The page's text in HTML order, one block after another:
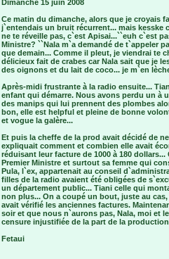
Dimanche 15 juin 2008
Ce matin du dimanche, alors que je croyais
j`entendais un bruit récurrent... mais kesske
ne te réveille pas, c`est Apisai...``euh c`est
Ministre? ``Nala m`a demandé de t`appeler
que demain... Comme il pleut, je viendrai te
délicieux fait de crabes car Nala sait que je
des oignons et du lait de coco... je m`en
Après-midi frustrante à la radio ensuite...
enfant qui démarre. Nous avons perdu un à
des manips qui lui prennent des plombes
bon, elle est helpful et pleine de bonne
et vogue la galère...
Et puis la cheffe de la prod avait décidé de
expliquait comment et combien elle avait
réduisant leur facture de 1000 à 180
Premier Ministre et surtout sa femme qui
Pula, l`ex, appartenait au conseil
filles de la radio avaient été obligées de
un département public... Tiani celle qui
non plus... On a coupé un bout, juste au
avait vérifié les anciennes factures.
soir et que nous n`aurons pas, Nala, moi et
censure injustifiée de la part de la production
Fetaui